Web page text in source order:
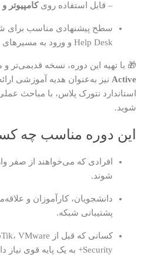
– قابل استفاده رویکامپیوتر
سطح پیشنهادی مناسب برای
Help Desk و ورود به مسیرهای تخصصی IT
🎁 با تهیه این دوره، نسخه قدیمی‌تر
Active نیز به‌عنوان هدیه آموزشی
استاندارد نتورک پلاس، با مباحث
شوید.
این دوره مناسب چه
افرادی که می‌خواهند از صفر
شوند.
دانشجویان، کارآموزان و
پشتیبانی شبکه.
Security+ به یک پایه قوی نیاز دارند.